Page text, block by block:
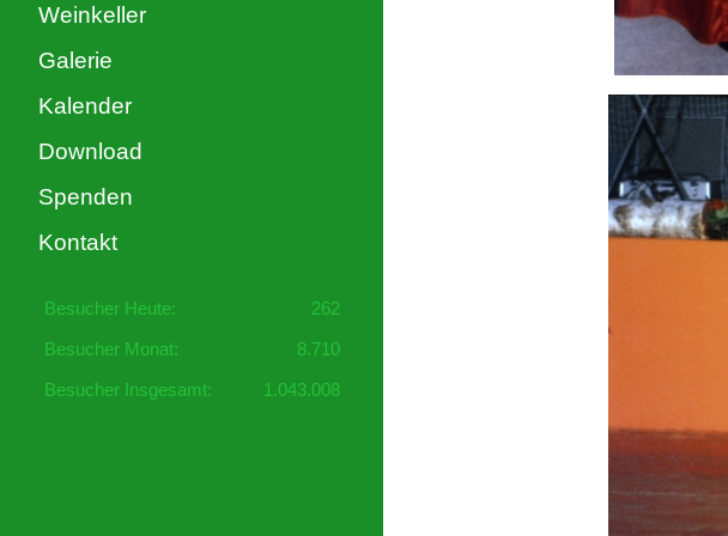
Weinkeller
Galerie
Kalender
Download
Spenden
Kontakt
Besucher Heute:
262
Besucher Monat:
8.710
Besucher Insgesamt:
1.043.008